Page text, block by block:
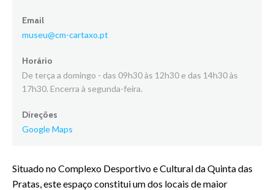
Email
museu@cm-cartaxo.pt
Horário
De terça a domingo - das 09h30 às 12h30 e das 14h30 às
17h30. Encerra à segunda-feira.
Direções
Google Maps
Situado no Complexo Desportivo e Cultural da Quinta das
Pratas, este espaço constitui um dos locais de maior